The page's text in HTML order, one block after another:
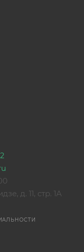
д. 11, стр. 1А